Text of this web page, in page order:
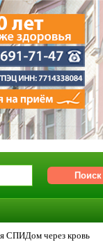
СПИДом через кровь